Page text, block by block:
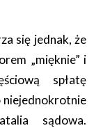
się jednak, że
„mięknie” i
spłatę
niejednokrotnie
sądowa.